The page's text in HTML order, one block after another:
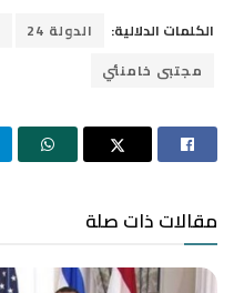
الكلمات الدلالية: الدولة 24
مجتبى خامنئي
مقالات ذات صلة